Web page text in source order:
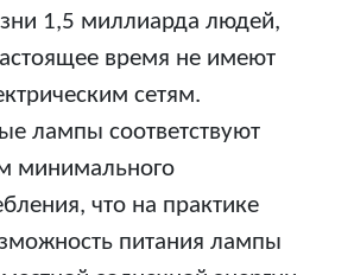
1,5 миллиарда людей,
время не имеют
сетям.
лампы соответствуют
минимального
что на практике
питания лампы